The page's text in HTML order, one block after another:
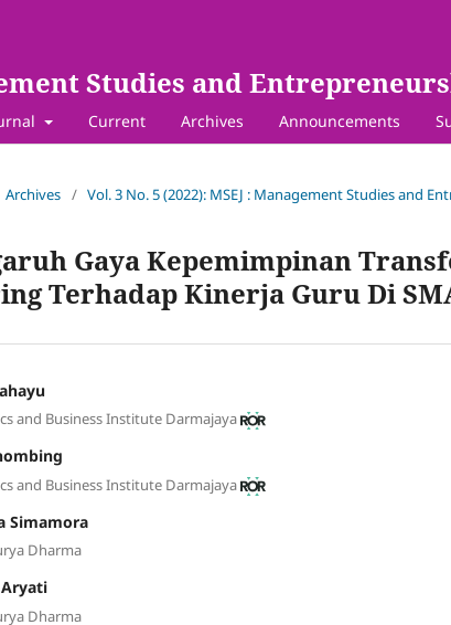
Studies and
Current Archives Announcements
Archives / Vol. 3 No. 5 (2022): MSEJ : Management Studies and
Gaya Kepemimpinan
Terhadap Kinerja Guru Di
and Business Institute Darmajaya
and Business Institute Darmajaya
Simamora
Dharma
Aryati
Dharma